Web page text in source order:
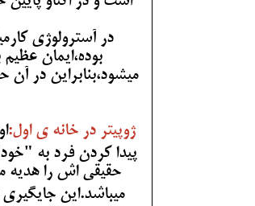
در آسترولوژی
بوده،ایمان
میشود،بنابراین در
ژوپیتر در خانه ی اول:
پیدا کردن فرد به
حقیقی اش را هدیه
میباشد.این